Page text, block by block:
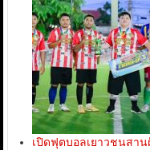
เปิดฟุตบอลเยาวชนสา